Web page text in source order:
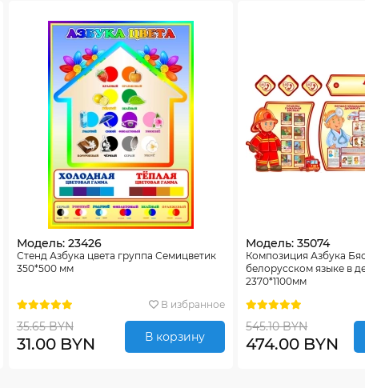
Модель: 23426
Стенд Азбука цвета группа Семицветик
350*500 мм
В избранное
35.65 BYN
31.00 BYN В корзину
Модель: 35074
Композиция Азбука
белорусском языке в
2370*1100мм
545.10 BYN
474.00 BYN